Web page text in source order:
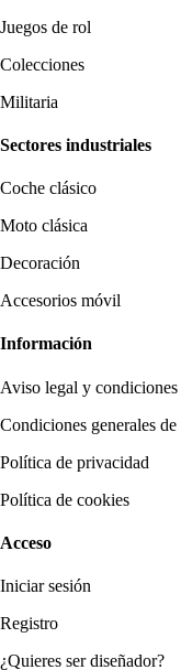
Juegos de rol
Colecciones
Militaria
Sectores industriales
Coche clásico
Moto clásica
Decoración
Accesorios móvil
Información
Aviso legal y condiciones
Condiciones generales
Política de privacidad
Política de cookies
Acceso
Iniciar sesión
Registro
¿Quieres ser diseñador?